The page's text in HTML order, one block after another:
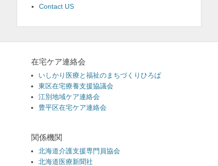
Contact US
在宅ケア連絡会
いしかり医療と福祉のまちづくりひろば
東区在宅療養支援協議会
江別地域ケア連絡会
豊平区在宅ケア連絡会
関係機関
北海道介護支援専門員協会
北海道医療新聞社